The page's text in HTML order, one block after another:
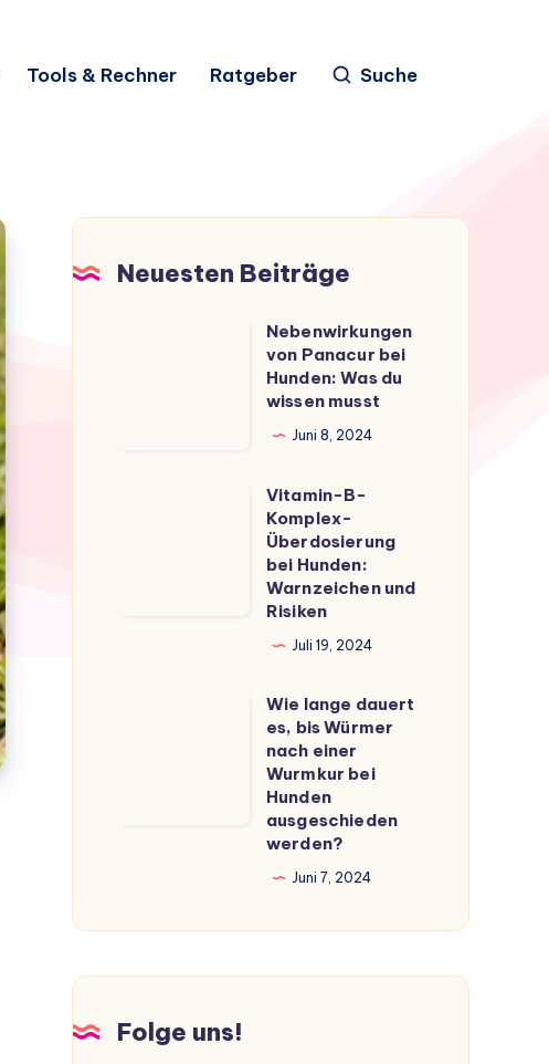
Tools & Rechner Ratgeber Suche
Neuesten Beiträge
Nebenwirkungen
von Panacur bei
Hunden: Was du
wissen musst
Juni 8, 2024
Vitamin-B-
Komplex-
Überdosierung
bei Hunden:
Warnzeichen und
Risiken
Juli 19, 2024
Hunden
ausgeschieden
Wie lange dauert
es, bis Würmer
nach einer
Wurmkur bei
Hunden
ausgeschieden
werden?
Juni 7, 2024
Folge uns!